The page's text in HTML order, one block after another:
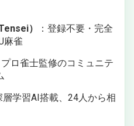
）
：登録不要・完全
麻雀
プロ雀士監修のコミュニテ
層学習AI搭載、24人から相